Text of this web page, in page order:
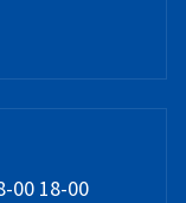
00 18-00